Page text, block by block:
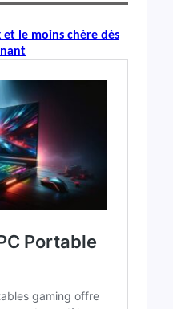
le moins chère dès